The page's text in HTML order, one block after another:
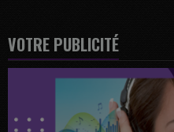
VOTRE PUBLICITÉ